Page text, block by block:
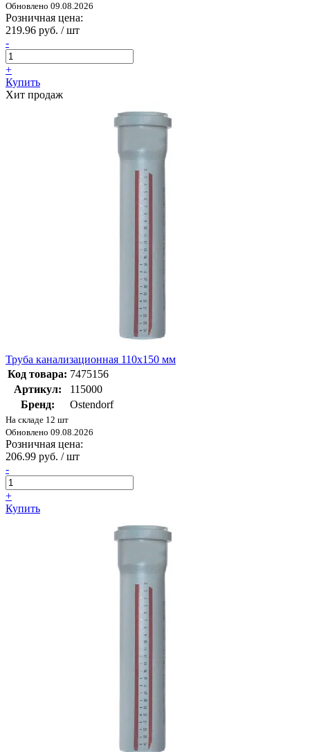
Обновлено 09.08.2026
Розничная цена:
219.96 руб. / шт
-
+
Купить
Хит продаж
Труба канализационная 110х150 мм
Код товара: 7475156
Артикул:
115000
Бренд:
Ostendorf
На складе 12 шт
Обновлено 09.08.2026
Розничная цена:
206.99 руб. / шт
-
+
Купить